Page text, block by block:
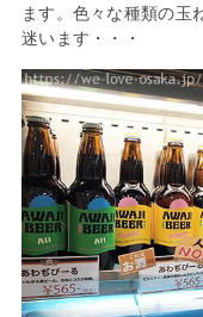
ます。色々な種類の玉
迷います・・・